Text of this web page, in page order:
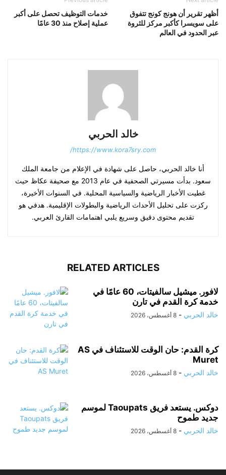
خدمات التوظيف تحصل على أكبر
عملية إصلاح منذ 30 عامًا
أظهر تقرير أن هونج كونج تتفوق
على سويسرا كأكبر مركز للثروة
عبر الحدود في العالم
خالد الحربي
https://www.kora7sry.com/
أنا خالد الحربي، حاصل على شهادة في الإعلام من جامعة الملك
سعود. بدأت مسيرتي الصحفية في عام 2013 مع صحيفة عكاظ حيث
غطيت الأخبار الرياضية والسياسية المحلية. في السنوات الأخيرة،
ركزت على تحليل الأحداث الرياضية والبطولات الإقليمية. هدفي هو
تقديم محتوى دقيق وسريع يلبي اهتمامات القارئ العربي.
RELATED ARTICLES
لافور. ميشيل سالفيتات، 60 عامًا في
خدمة كرة القدم في تارن
خالد الحربي - 8 أغسطس، 2026
كرة القدم: حان الوقت للاستئناف في AS
Muret
خالد الحربي - 8 أغسطس، 2026
دوكس. يستعد فريق Taoupats لموسم
جديد طموح
خالد الحربي - 8 أغسطس، 2026